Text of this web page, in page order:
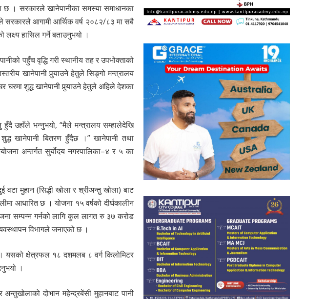
छ । सरकारले खानेपानीका समस्या समाधानका
सरकारले आगामी आर्थिक वर्ष २०८२/८३ मा सबै
लक्ष्य हासिल गर्ने बताउनुभयो ।
पहुँच वृद्धि गरी स्थानीय तह र उपभोक्ताको
खानेपानी पुर्‍याउने हेतुले सिङ्गो मन्त्रालय
घरमा शुद्ध खानेपानी पुर्‍याउने हेतुले अहिले देशका
हुँदै उहाँले भन्नुभयो, “मैले मन्त्रालय सम्हालेदेखि
खानेपानी बितरण हुँदैछ ।” खानेपानी तथा
अन्तर्गत सुर्योदय नगरपालिका–४ र ५ का
मुहान (सिद्धी खोला र श्रीअन्तु खोला) बाट
आधारित छ । योजना १५ वर्षको दीर्घकालीन
सम्पन्न गर्नको लागि कुल लागत रु ३७ करोड
विभागले जनाएको छ ।
यसको क्षेत्रफल १८ दशमलब ८ वर्ग किलोमिटर
।
दोभान महेन्द्रबेंसी मुहानबाट पानी